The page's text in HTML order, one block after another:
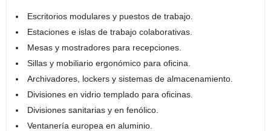
Escritorios modulares y puestos de trabajo.
Estaciones e islas de trabajo colaborativas.
Mesas y mostradores para recepciones.
Sillas y mobiliario ergonómico para oficina.
Archivadores, lockers y sistemas de almacenamiento.
Divisiones en vidrio templado para oficinas.
Divisiones sanitarias y en fenólico.
Ventanería europea en aluminio.